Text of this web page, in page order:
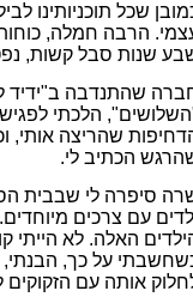
שכל תוכניותינו
הרבה חמלה, כוחות
שנות סבל קשות,
שהתנדבה ב"ידיד
הלכתי
שהריצה אותי,
הכתיב לי.
סיפרה לי שבבית
עם צרכים
האלה. לא הייתי
על כך, הבנתי,
אותה עם הזקוקים